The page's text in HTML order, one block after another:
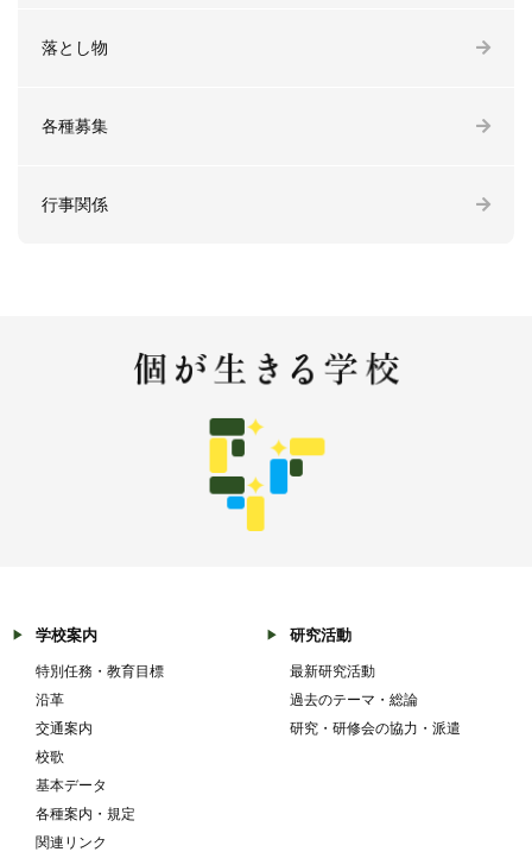
落とし物
各種募集
行事関係
学校案内
特別任務・教育目標
沿革
交通案内
校歌
基本データ
各種案内・規定
関連リンク
研究活動
最新研究活動
過去のテーマ・総論
研究・研修会の協力・派遣